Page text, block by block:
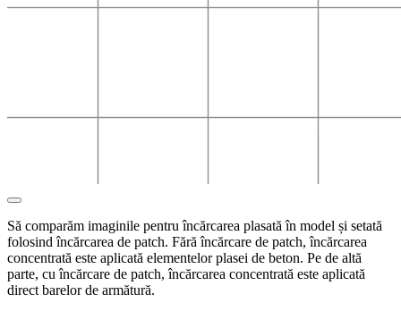
Să comparăm imaginile pentru încărcarea plasată în model și setată
folosind încărcarea de patch. Fără încărcare de patch, încărcarea
concentrată este aplicată elementelor plasei de beton. Pe de altă
parte, cu încărcare de patch, încărcarea concentrată este aplicată
direct barelor de armătură.